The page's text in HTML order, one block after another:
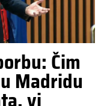
Čim
Madridu